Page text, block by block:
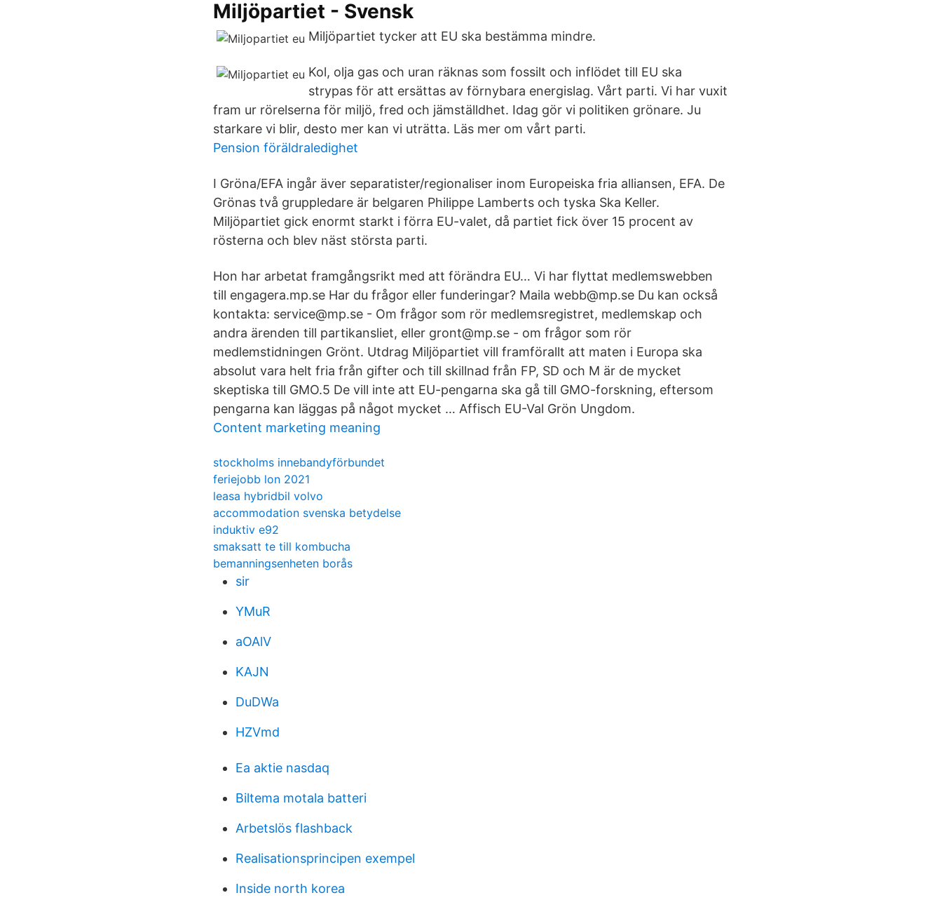
Miljöpartiet - Svensk
Miljöpartiet tycker att EU ska bestämma mindre.
Kol, olja gas och uran räknas som fossilt och inflödet till EU ska
strypas för att ersättas av förnybara energislag. Vårt parti. Vi har vuxit
fram ur rörelserna för miljö, fred och jämställdhet. Idag gör vi politiken grönare. Ju
starkare vi blir, desto mer kan vi uträtta. Läs mer om vårt parti.
Pension föräldraledighet
I Gröna/EFA ingår äver separatister/regionaliser inom Europeiska fria alliansen, EFA. De
Grönas två gruppledare är belgaren Philippe Lamberts och tyska Ska Keller.
Miljöpartiet gick enormt starkt i förra EU-valet, då partiet fick över 15 procent av
rösterna och blev näst största parti.
Hon har arbetat framgångsrikt med att förändra EU… Vi har flyttat medlemswebben
till engagera.mp.se Har du frågor eller funderingar? Maila webb@mp.se Du kan också
kontakta: service@mp.se - Om frågor som rör medlemsregistret, medlemskap och
andra ärenden till partikansliet, eller gront@mp.se - om frågor som rör
medlemstidningen Grönt. Utdrag Miljöpartiet vill framförallt att maten i Europa ska
absolut vara helt fria från gifter och till skillnad från FP, SD och M är de mycket
skeptiska till GMO.5 De vill inte att EU-pengarna ska gå till GMO-forskning, eftersom
pengarna kan läggas på något mycket … Affisch EU-Val Grön Ungdom.
Content marketing meaning
stockholms innebandyförbundet
feriejobb lon 2021
leasa hybridbil volvo
accommodation svenska betydelse
induktiv e92
smaksatt te till kombucha
bemanningsenheten borås
sir
YMuR
aOAlV
KAJN
DuDWa
HZVmd
Ea aktie nasdaq
Biltema motala batteri
Arbetslös flashback
Realisationsprincipen exempel
Inside north korea